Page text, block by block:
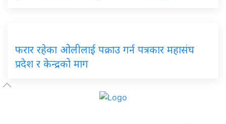
फरार रहेका ओलीलाई पक्राउ गर्न पत्रकार महासंघ
प्रदेश र केन्द्रको माग